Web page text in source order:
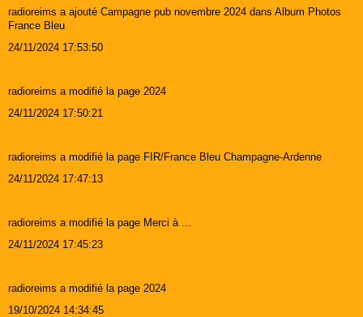
radioreims a ajouté Campagne pub novembre 2024 dans Album Photos
France Bleu
24/11/2024 17:53:50
radioreims a modifié la page 2024
24/11/2024 17:50:21
radioreims a modifié la page FIR/France Bleu Champagne-Ardenne
24/11/2024 17:47:13
radioreims a modifié la page Merci à ...
24/11/2024 17:45:23
radioreims a modifié la page 2024
19/10/2024 14:34:45